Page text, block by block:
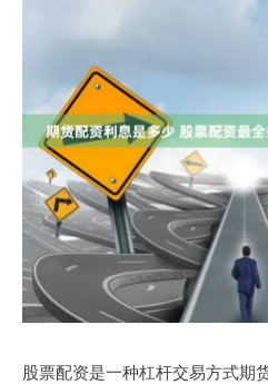
股票配资是一种杠杆交易方式期